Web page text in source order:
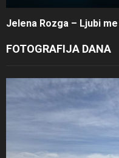
Jelena Rozga – Ljubi me
FOTOGRAFIJA DANA